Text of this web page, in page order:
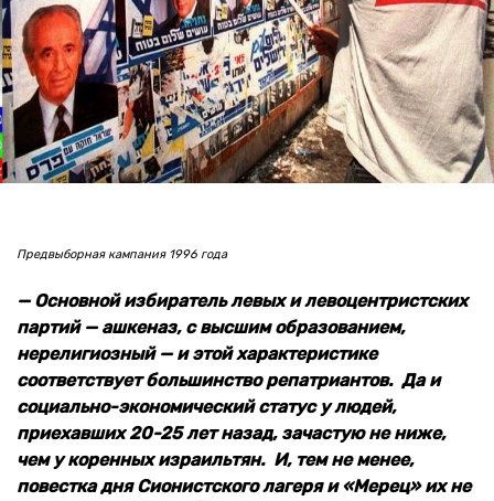
Предвыборная кампания 1996 года
— Основной избиратель левых и левоцентристских
партий — ашкеназ, с высшим образованием,
нерелигиозный — и этой характеристике
соответствует большинство репатриантов. Да и
социально-экономический статус у людей,
приехавших 20-25 лет назад, зачастую не ниже,
чем у коренных израильтян. И, тем не менее,
повестка дня Сионистского лагеря и «Мерец» их не